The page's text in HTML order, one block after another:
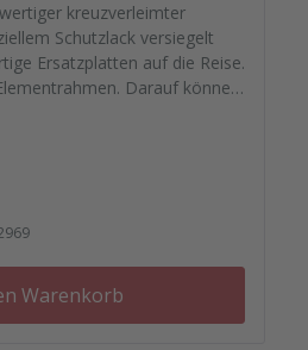
kreuzverleimter
Ersatzplatten auf die Reise.
Darauf können
zu Reparaturplättchen.
Warenkorb